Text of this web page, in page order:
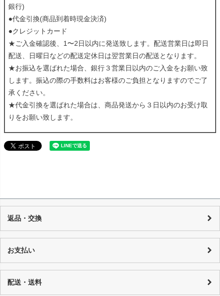
銀行)
●代金引換(商品到着時現金決済)
●クレジットカード
★ご入金確認後、1〜2日以内に発送致します。配送営業日は即日
配送、日曜日などの配送定休日は翌営業日の配送となります。
★お振込を選ばれた場合、銀行３営業日以内のご入金をお願い致
します。振込の際の手数料はお客様のご負担となりますのでご了
承ください。
★代金引換を選ばれた場合は、商品発送から３日以内のお受け取
りをお願い致します。
返品・交換
当店の商品は店頭でも販売しており、また基本的に1点物のUSED品とな
り随時在庫の調整を行っておりますが、反映までの時間に若干の誤差が
ございませんが、何卒ご了承下さいます様お願い申し上げます。 商品の
っております。
お支払い
カード決済：一括払い・分割払い・リボ払い
代金引換：代引手数料はご購入金額によってことなります。
配送・送料